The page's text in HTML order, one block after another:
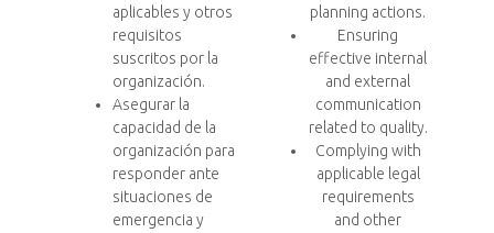
aplicables y otros
requisitos
suscritos por la
organización.
Asegurar la
capacidad de la
organización para
responder ante
situaciones de
emergencia y
planning actions.
Ensuring
effective internal
and external
communication
related to quality.
Complying with
applicable legal
requirements
and other